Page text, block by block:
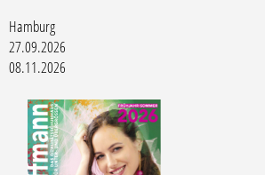
Hamburg
27.09.2026
08.11.2026